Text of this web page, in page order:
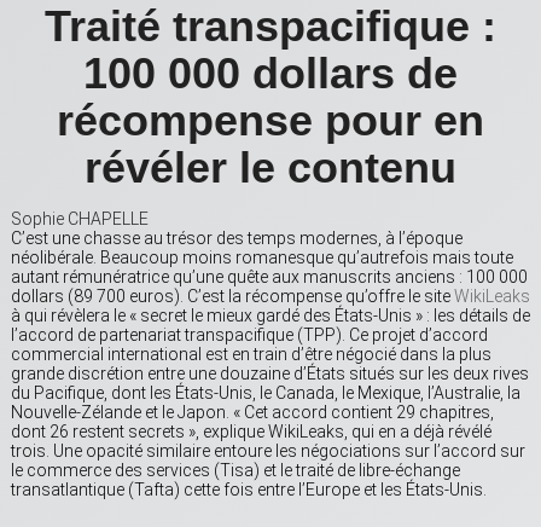
Traité transpacifique :
100 000 dollars de
récompense pour en
révéler le contenu
Sophie CHAPELLE
C’est une chasse au trésor des temps modernes, à l’époque
néolibérale. Beaucoup moins romanesque qu’autrefois mais toute
autant rémunératrice qu’une quête aux manuscrits anciens : 100 000
dollars (89 700 euros). C’est la récompense qu’offre le siteWikiLeaks
à qui révèlera le « secret le mieux gardé des États-Unis » : les détails de
l’accord de partenariat transpacifique (TPP). Ce projet d’accord
commercial international est en train d’être négocié dans la plus
grande discrétion entre une douzaine d’États situés sur les deux rives
du Pacifique, dont les États-Unis, le Canada, le Mexique, l’Australie, la
Nouvelle-Zélande et le Japon. « Cet accord contient 29 chapitres,
dont 26 restent secrets », explique WikiLeaks, qui en a déjà révélé
trois. Une opacité similaire entoure les négociations sur l’accord sur
le commerce des services (Tisa) et le traité de libre-échange
transatlantique (Tafta) cette fois entre l’Europe et les États-Unis.